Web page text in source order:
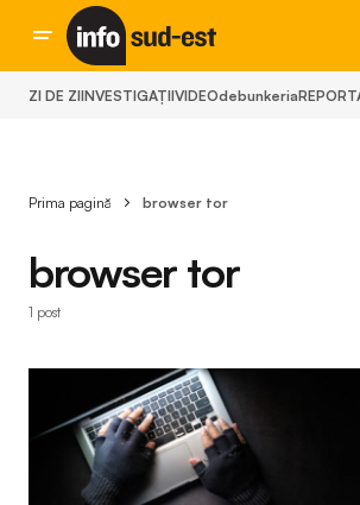
ZI DE ZIINVESTIGAȚIIVIDEOdebunkeria
Prima pagină browser tor
browser tor
1 post